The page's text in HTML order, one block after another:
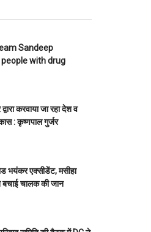
Sandeep
with drug
करवाया जा रहा देश व
: कृष्णपाल गुर्जर
भयंकर एक्सीडेंट, मसीहा
चालक की जान